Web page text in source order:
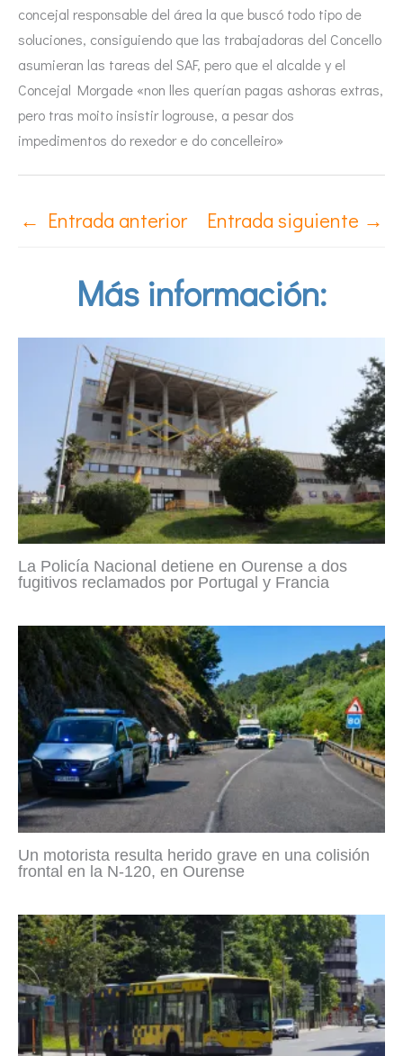
concejal responsable del área la que buscó todo tipo de
soluciones, consiguiendo que las trabajadoras del Concello
asumieran las tareas del SAF, pero que el alcalde y el
Concejal Morgade «non lles querían pagas ashoras extras,
pero tras moito insistir logrouse, a pesar dos
impedimentos do rexedor e do concelleiro»
← Entrada anterior Entrada siguiente →
Más información:
La Policía Nacional detiene en Ourense a dos
fugitivos reclamados por Portugal y Francia
Un motorista resulta herido grave en una colisión
frontal en la N-120, en Ourense